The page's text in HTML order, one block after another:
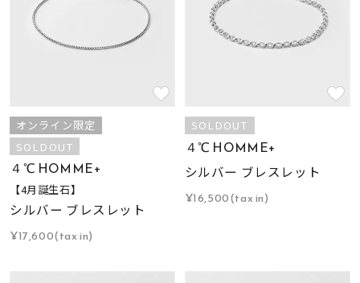
オンライン限定
SOLDOUT
４℃ HOMME+
【4月誕生石】
シルバー ブレスレット
¥17,600(tax in)
SOLDOUT
４℃ HOMME+
シルバー ブレスレット
¥16,500(tax in)